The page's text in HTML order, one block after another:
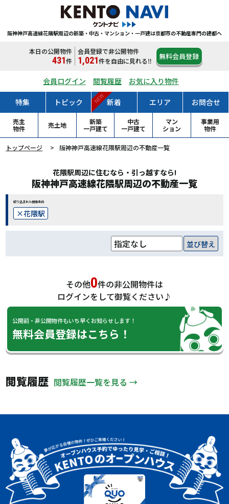
阪神神戸高速線花隈駅周辺の新築・中古・マンション・一戸建は京都市の不動産専門の建都へ
本日の公開物件
431件
会員登録で非公開物件
1,021件を自由に見れる‼ 無料会員登録
会員ログイン 閲覧履歴 お気に入り物件
特集 トピック 新着
NEW エリア お問合せ
売主
物件
売土地
新築
一戸建て
中古
一戸建て
マン
ション
事業用
物件
トップページ 阪神神戸高速線花隈駅周辺の不動産一覧
花隈駅周辺に住むなら・引っ越すなら!
阪神神戸高速線花隈駅周辺の不動産一覧
絞り込まれた検索条件
花隈駅
並び替え
その他0件の非公開物件は
ログインをして御覧ください♪
公開前・非公開物件もいち早くお知らせします！
無料会員登録はこちら！
閲覧履歴 閲覧履歴一覧を見る →